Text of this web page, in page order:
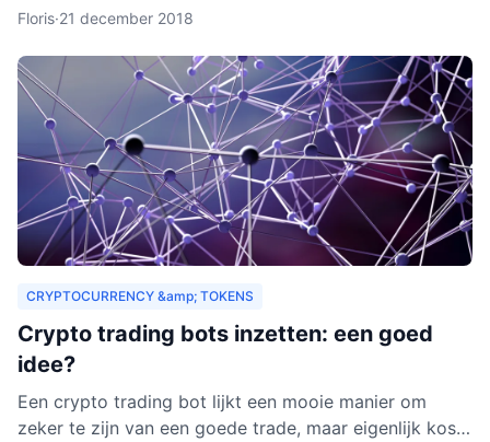
regels over de privacy van de deelnemers aan het
Floris·21 december 2018
CRYPTOCURRENCY &amp; TOKENS
Crypto trading bots inzetten: een goed
idee?
Een crypto trading bot lijkt een mooie manier om
zeker te zijn van een goede trade, maar eigenlijk kost